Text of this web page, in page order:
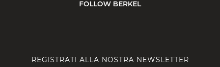
FOLLOW BERKEL
REGISTRATI ALLA NOSTRA NEWSLETTER